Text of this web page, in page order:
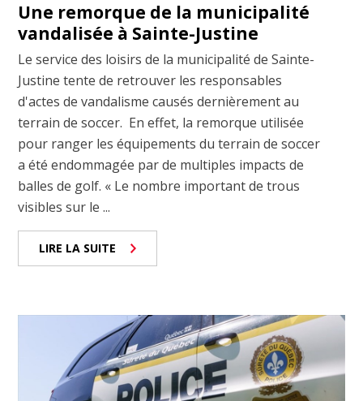
Une remorque de la municipalité
vandalisée à Sainte-Justine
Le service des loisirs de la municipalité de Sainte-
Justine tente de retrouver les responsables
d'actes de vandalisme causés dernièrement au
terrain de soccer. En effet, la remorque utilisée
pour ranger les équipements du terrain de soccer
a été endommagée par de multiples impacts de
balles de golf. « Le nombre important de trous
visibles sur le ...
LIRE LA SUITE